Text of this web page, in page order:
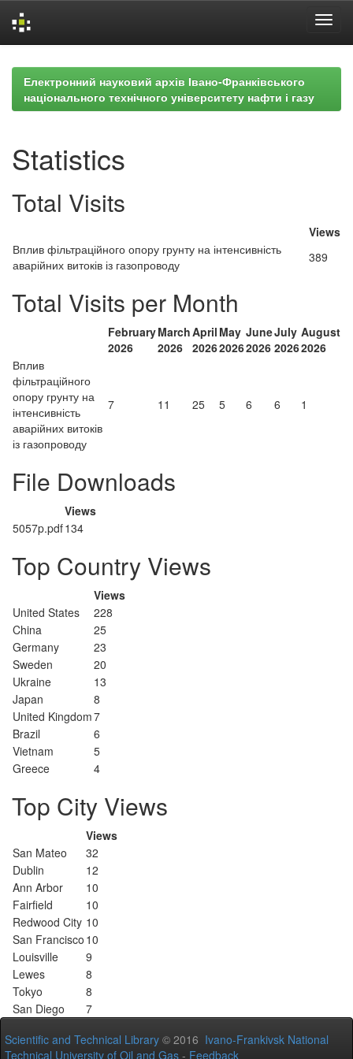
navigationЕлектронний науковий архів Івано-Франківського
національного технічного університету нафти і газу
Statistics
Total Visits
Views
Вплив фільтраційного опору грунту на інтенсивність
аварійних витоків із газопроводу
389
Total Visits per Month
February
2026
March
2026
April
2026
May
2026
June
2026
July
2026
August
2026
Вплив
фільтраційного
опору грунту на
інтенсивність
аварійних витоків
із газопроводу
7 11 25 5 6 6 1
File Downloads
Views
5057p.pdf134
Top Country Views
Views
United States
228
China
25
Germany
23
Sweden
20
Ukraine
13
Japan
8
United Kingdom7
Brazil
6
Vietnam
5
Greece
4
Top City Views
Views
San Mateo
32
Dublin
12
Ann Arbor
10
Fairfield
10
Redwood City 10
San Francisco 10
Louisville
9
Lewes
8
Tokyo
8
San Diego
7
Scientific and Technical Library © 2016 Ivano-Frankivsk National
Technical University of Oil and Gas - Feedback